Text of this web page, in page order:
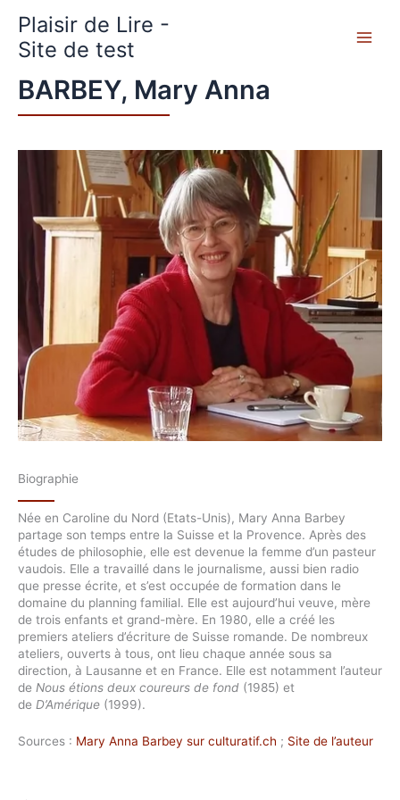
contenu
Plaisir de Lire -
Site de test
BARBEY, Mary Anna
Biographie
Née en Caroline du Nord (Etats-Unis), Mary Anna Barbey
partage son temps entre la Suisse et la Provence. Après des
études de philosophie, elle est devenue la femme d’un pasteur
vaudois. Elle a travaillé dans le journalisme, aussi bien radio
que presse écrite, et s’est occupée de formation dans le
domaine du planning familial. Elle est aujourd’hui veuve, mère
de trois enfants et grand-mère. En 1980, elle a créé les
premiers ateliers d’écriture de Suisse romande. De nombreux
ateliers, ouverts à tous, ont lieu chaque année sous sa
direction, à Lausanne et en France. Elle est notamment l’auteur
de Nous étions deux coureurs de fond (1985) et
de D’Amérique (1999).
Sources : Mary Anna Barbey sur culturatif.ch ; Site de l’auteur